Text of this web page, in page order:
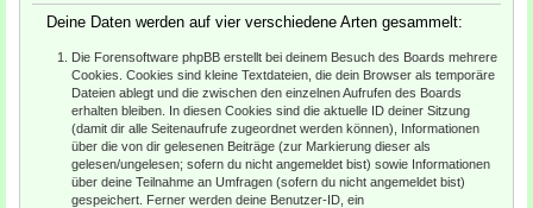
Deine Daten werden auf vier verschiedene Arten gesammelt:
Die Forensoftware phpBB erstellt bei deinem Besuch des Boards mehrere
Cookies. Cookies sind kleine Textdateien, die dein Browser als temporäre
Dateien ablegt und die zwischen den einzelnen Aufrufen des Boards
erhalten bleiben. In diesen Cookies sind die aktuelle ID deiner Sitzung
(damit dir alle Seitenaufrufe zugeordnet werden können), Informationen
über die von dir gelesenen Beiträge (zur Markierung dieser als
gelesen/ungelesen; sofern du nicht angemeldet bist) sowie Informationen
über deine Teilnahme an Umfragen (sofern du nicht angemeldet bist)
gespeichert. Ferner werden deine Benutzer-ID, ein